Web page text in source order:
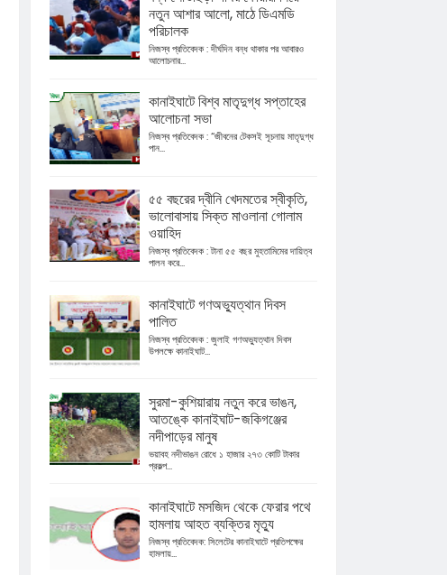
নতুন আশার আলো, মাঠে ডিএমডি
পরিচালক
নিজস্ব প্রতিবেদক : দীর্ঘদিন বন্ধ থাকার পর আবারও
আলোচনার...
কানাইঘাটে বিশ্ব মাতৃদুগ্ধ সপ্তাহের
আলোচনা সভা
নিজস্ব প্রতিবেদক : “জীবনের টেকসই সূচনায় মাতৃদুগ্ধ
পান...
৫৫ বছরের দ্বীনি খেদমতের স্বীকৃতি,
ভালোবাসায় সিক্ত মাওলানা গোলাম
ওয়াহিদ
নিজস্ব প্রতিবেদক : টানা ৫৫ বছর মুহতামিমের দায়িত্ব
পালন করে...
কানাইঘাটে গণঅভ্যুত্থান দিবস
পালিত
নিজস্ব প্রতিবেদক : জুলাই গণঅভ্যুত্থান দিবস
উপলক্ষে কানাইঘাট...
সুরমা-কুশিয়ারায় নতুন করে ভাঙন,
আতঙ্কে কানাইঘাট-জকিগঞ্জের
নদীপাড়ের মানুষ
ভয়াবহ নদীভাঙন রোধে ১ হাজার ২৭৩ কোটি টাকার
প্রকল্প...
কানাইঘাটে মসজিদ থেকে ফেরার পথে
হামলায় আহত ব্যক্তির মৃত্যু
নিজস্ব প্রতিবেদক: সিলেটের কানাইঘাটে প্রতিপক্ষের
হামলায়...